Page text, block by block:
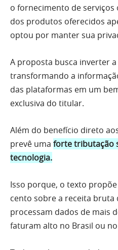
o fornecimento de
dos produtos oferecidos
optou por manter sua
A proposta busca inverter
transformando a
das plataformas em um
exclusiva do titular.
Além do benefício direto
prevê uma forte tributação
tecnologia.
Isso porque, o texto
cento sobre a receita bruta
processam dados de mais
faturam alto no Brasil ou